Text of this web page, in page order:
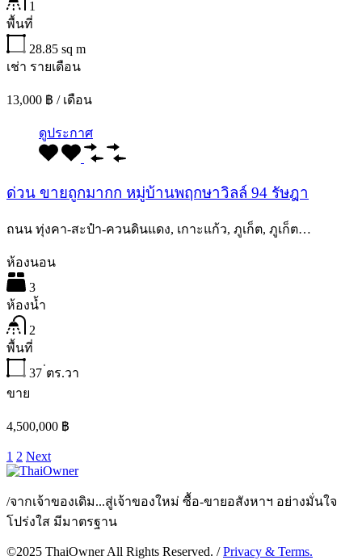
1
พื้นที่
28.85 sq m
เช่า รายเดือน
13,000 ฿ / เดือน
ดูประกาศ
ด่วน ขายถูกมากก หมู่บ้านพฤกษาวิลล์ 94 รัษฎา
ถนน ทุ่งคา-สะปํา-ควนดินแดง, เกาะแก้ว, ภูเก็ต, ภูเก็ต…
ห้องนอน
3
ห้องน้ำ
2
พื้นที่
37 ่ตร.วา
ขาย
4,500,000 ฿
1 2 Next
/จากเจ้าของเดิม...สู่เจ้าของใหม่ ซื้อ-ขายอสังหาฯ อย่างมั่นใจ
โปร่งใส มีมาตรฐาน
©2025 ThaiOwner All Rights Reserved. /Privacy & Terms.